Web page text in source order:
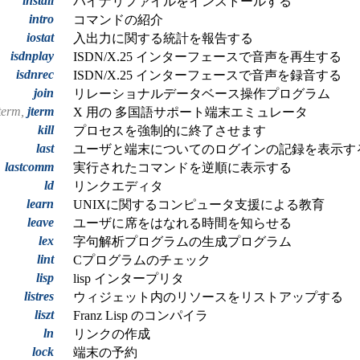
intro
コマンドの紹介
iostat
入出力に関する統計を報告する
isdnplay
ISDN/X.25 インターフェースで音声を再生する
isdnrec
ISDN/X.25 インターフェースで音声を録音する
join
リレーショナルデータベース操作プログラム
jterm
X 用の 多国語サポート端末エミュレータ
kill
プロセスを強制的に終了させます
last
ユーザと端末についてのログインの記録を表示す
lastcomm
実行されたコマンドを逆順に表示する
ld
リンクエディタ
learn
UNIXに関するコンピュータ支援による教育
leave
ユーザに席をはなれる時間を知らせる
lex
字句解析プログラムの生成プログラム
lint
Cプログラムのチェック
lisp
lisp インタープリタ
listres
ウィジェット内のリソースをリストアップする
liszt
Franz Lisp のコンパイラ
ln
リンクの作成
lock
端末の予約